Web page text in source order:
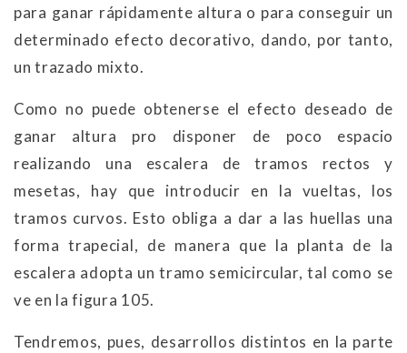
para ganar rápidamente altura o para conseguir un
determinado efecto decorativo, dando, por tanto,
un trazado mixto.
Como no puede obtenerse el efecto deseado de
ganar altura pro disponer de poco espacio
realizando una escalera de tramos rectos y
mesetas, hay que introducir en la vueltas, los
tramos curvos. Esto obliga a dar a las huellas una
forma trapecial, de manera que la planta de la
escalera adopta un tramo semicircular, tal como se
ve en la figura 105.
Tendremos, pues, desarrollos distintos en la parte